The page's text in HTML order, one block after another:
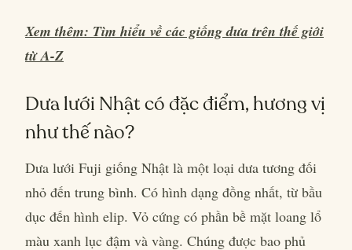
Xem thêm: Tìm hiểu về các giống dưa trên thế giới
từ A-Z
Dưa lưới Nhật có đặc điểm, hương vị
như thế nào?
Dưa lưới Fuji giống Nhật là một loại dưa tương đối
nhỏ đến trung bình. Có hình dạng đồng nhất, từ bầu
dục đến hình elip. Vỏ cứng có phần bề mặt loang lổ
màu xanh lục đậm và vàng. Chúng được bao phủ